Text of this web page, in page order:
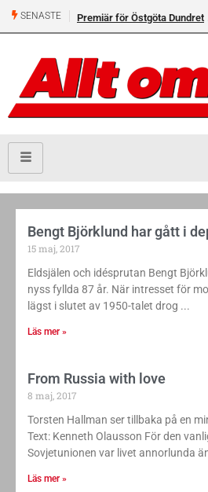
SENASTE Premiär för Östgöta Dundret
Bengt Björklund har gått i
15 maj, 2017
Eldsjälen och idésprutan Bengt
nyss fyllda 87 år. När intresset för
lägst i slutet av 1950-talet drog
Läs mer »
From Russia with love
8 maj, 2017
Torsten Hallman ser tillbaka på en
Text: Kenneth Olausson För den
Sovjetunionen var livet annorlunda
Läs mer »